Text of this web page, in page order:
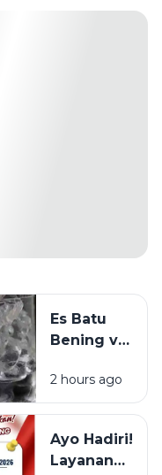
Es Batu
Bening vs
Putih, Apa
Bedanya?
2 hours ago
Ayo Hadiri!
Layanan